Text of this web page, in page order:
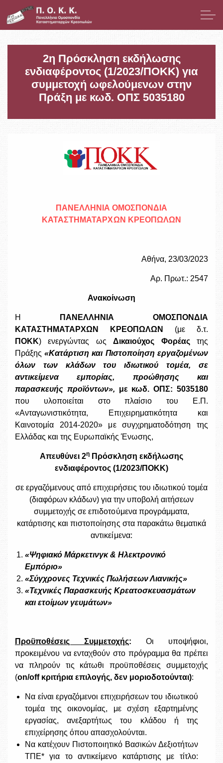
Μετάβαση στο κύριο περιεχόμενο
Παρουσίαση
Μέλη
Δελτία Τύπου / Ανακοινώσεις
2η Πρόσκληση εκδήλωσης
ενδιαφέροντος (1/2023/ΠΟΚΚ) για
συμμετοχή ωφελούμενων στην
Πράξη με κωδ. ΟΠΣ 5035180
ΠΑΝΕΛΛΗΝΙΑ ΟΜΟΣΠΟΝΔΙΑ
ΚΑΤΑΣΤΗΜΑΤΑΡΧΩΝ ΚΡΕΟΠΩΛΩΝ
Αθήνα, 23/03/2023
Αρ. Πρωτ.: 2547
Ανακοίνωση
Η ΠΑΝΕΛΛΗΝΙΑ ΟΜΟΣΠΟΝΔΙΑ
ΚΑΤΑΣΤΗΜΑΤΑΡΧΩΝ ΚΡΕΟΠΩΛΩΝ
(με δ.τ.
ΠΟΚΚ) ενεργώντας ωςΔικαιούχος Φορέαςτης
Πράξης«Κατάρτιση και Πιστοποίηση εργαζομένων
όλων των κλάδων του ιδιωτικού τομέα, σε
αντικείμενα εμπορίας, προώθησης και
παρασκευής προϊόντων», με κωδ. ΟΠΣ: 5035180
που υλοποιείται στο πλαίσιο του Ε.Π.
«Ανταγωνιστικότητα, Επιχειρηματικότητα και
Καινοτομία 2014-2020» με συγχρηματοδότηση της
Ελλάδας και της Ευρωπαϊκής Ένωσης,
Απευθύνει 2ηΠρόσκληση εκδήλωσης
ενδιαφέροντος (1/2023/ΠΟΚΚ)
σε εργαζόμενους από επιχειρήσεις του ιδιωτικού τομέα
(διαφόρων κλάδων) για την υποβολή αιτήσεων
συμμετοχής σε επιδοτούμενα προγράμματα,
κατάρτισης και πιστοποίησης στα παρακάτω θεματικά
αντικείμενα:
«Ψηφιακό Μάρκετινγκ & Ηλεκτρονικό
Εμπόριο»
«Σύγχρονες Τεχνικές Πωλήσεων Λιανικής»
«Τεχνικές Παρασκευής Κρεατοσκευασμάτων
και ετοίμων γευμάτων»
Προϋποθέσεις Συμμετοχής: Οι υποψήφιοι,
προκειμένου να ενταχθούν στο πρόγραμμα θα πρέπει
να πληρούν τις κάτωθι προϋποθέσεις συμμετοχής
(on/offκριτήρια επιλογής, δεν μοριοδοτούνται):
Να είναι εργαζόμενοι επιχειρήσεων του ιδιωτικού
τομέα της οικονομίας, με σχέση εξαρτημένης
εργασίας, ανεξαρτήτως του κλάδου ή της
επιχείρησης όπου απασχολούνται.
Να κατέχουν Πιστοποιητικό Βασικών Δεξιοτήτων
ΤΠΕ* για το αντικείμενο κατάρτισης με τίτλο: